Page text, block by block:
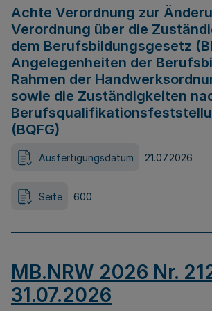
Achte Verordnung zur
Verordnung über die
dem Berufsbildungsgesetz
Angelegenheiten der
Rahmen der
sowie die Zuständigkeiten
(BQFG)
Ausfertigungsdatum 21.07.2026
Seite 600
MB.NRW 2026 Nr.
31.07.2026